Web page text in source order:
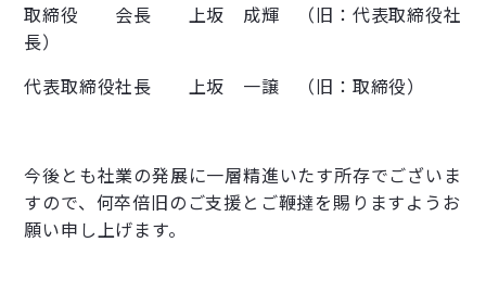
取締役 会長 上坂 成輝 （旧：代表取締役社
長）
代表取締役社長 上坂 一譲 （旧：取締役）
今後とも社業の発展に一層精進いたす所存でございま
すので、何卒倍旧のご支援とご鞭撻を賜りますようお
願い申し上げます。